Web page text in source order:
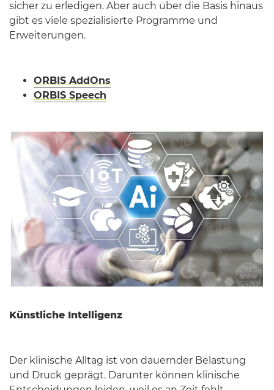
sicher zu erledigen. Aber auch über die Basis hinaus
gibt es viele spezialisierte Programme und
Erweiterungen.
ORBIS AddOns
ORBIS Speech
Künstliche Intelligenz
Der klinische Alltag ist von dauernder Belastung
und Druck geprägt. Darunter können klinische